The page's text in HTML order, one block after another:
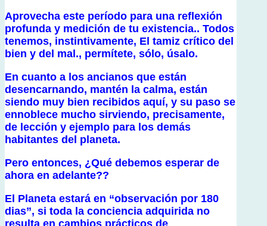
Aprovecha este período para una reflexión
profunda y medición de tu existencia.. Todos
tenemos, instintivamente, El tamiz crítico del
bien y del mal., permítete, sólo, úsalo.
En cuanto a los ancianos que están
desencarnando, mantén la calma, están
siendo muy bien recibidos aquí, y su paso se
ennoblece mucho sirviendo, precisamente,
de lección y ejemplo para los demás
habitantes del planeta.
Pero entonces, ¿Qué debemos esperar de
ahora en adelante??
El Planeta estará en “observación por 180
dias”, si toda la conciencia adquirida no